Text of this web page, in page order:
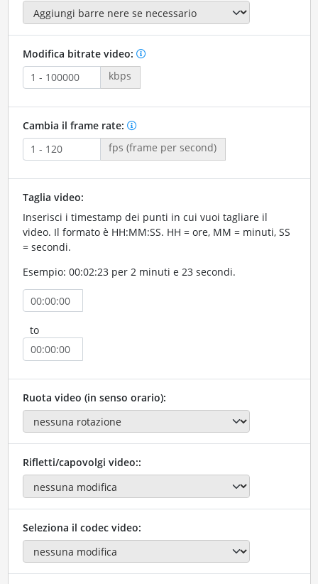
Modifica bitrate video:
kbps
Cambia il frame rate:
fps (frame per second)
Taglia video:
Inserisci i timestamp dei punti in cui vuoi tagliare il
video. Il formato è HH:MM:SS. HH = ore, MM = minuti, SS
= secondi.
Esempio: 00:02:23 per 2 minuti e 23 secondi.
to
Ruota video (in senso orario):
Rifletti/capovolgi video::
Seleziona il codec video: